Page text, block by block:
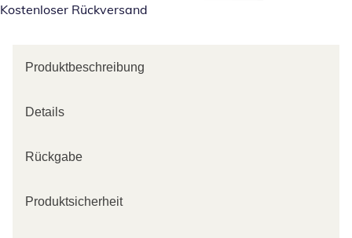
Kostenloser Rückversand
Produktbeschreibung
Details
Rückgabe
Produktsicherheit